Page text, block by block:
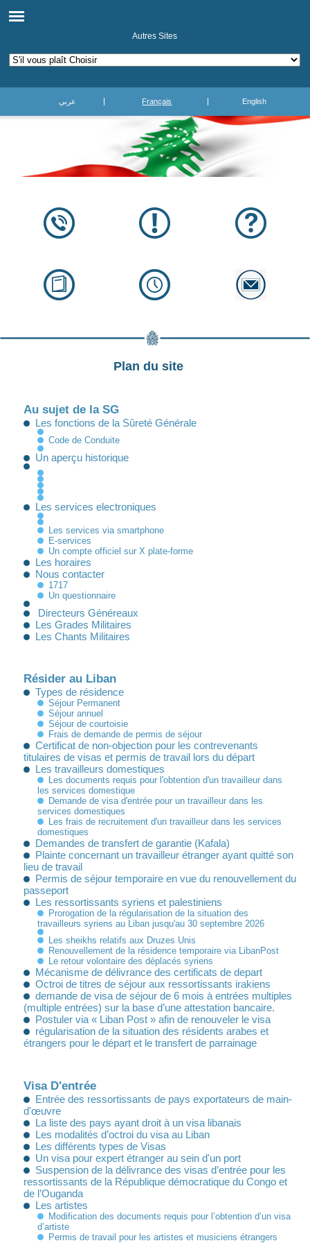
Autres Sites
عربي Français English
Plan du site
Au sujet de la SG
Les fonctions de la Sûreté Générale
Code de Conduite
Un aperçu historique
Les services electroniques
Les services via smartphone
E-services
Un compte officiel sur X plate-forme
Les horaires
Nous contacter
1717
Un questionnaire
Directeurs Généreaux
Les Grades Militaires
Les Chants Militaires
Résider au Liban
Types de résidence
Séjour Permanent
Séjour annuel
Séjour de courtoisie
Frais de demande de permis de séjour
Certificat de non-objection pour les contrevenants
titulaires de visas et permis de travail lors du départ
Les travailleurs domestiques
Les documents requis pour l'obtention d'un travailleur dans
les services domestique
Demande de visa d'entrée pour un travailleur dans les
services domestiques
Les frais de recruitement d'un travailleur dans les services
domestiques
Demandes de transfert de garantie (Kafala)
Plainte concernant un travailleur étranger ayant quitté son
lieu de travail
Permis de séjour temporaire en vue du renouvellement du
passeport
Les ressortissants syriens et palestiniens
Prorogation de la régularisation de la situation des
travailleurs syriens au Liban jusqu'au 30 septembre 2026
Les sheikhs relatifs aux Druzes Unis
Renouvellement de la résidence temporaire via LibanPost
Le retour volontaire des déplacés syriens
Mécanisme de délivrance des certificats de depart
Octroi de titres de séjour aux ressortissants irakiens
demande de visa de séjour de 6 mois à entrées multiples
(multiple entrées) sur la base d’une attestation bancaire.
Postuler via « Liban Post » afin de renouveler le visa
régularisation de la situation des résidents arabes et
étrangers pour le départ et le transfert de parrainage
Visa D'entrée
Entrée des ressortissants de pays exportateurs de main-
d'œuvre
La liste des pays ayant droit à un visa libanais
Les modalités d’octroi du visa au Liban
Les différents types de Visas
Un visa pour expert étranger au sein d'un port
Suspension de la délivrance des visas d’entrée pour les
ressortissants de la République démocratique du Congo et
de l’Ouganda
Les artistes
Modification des documents requis pour l’obtention d’un visa
d’artiste
Permis de travail pour les artistes et musiciens étrangers